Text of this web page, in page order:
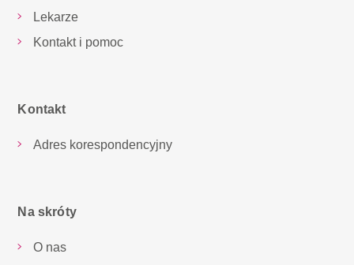
Lekarze
Kontakt i pomoc
Kontakt
Adres korespondencyjny
Na skróty
O nas